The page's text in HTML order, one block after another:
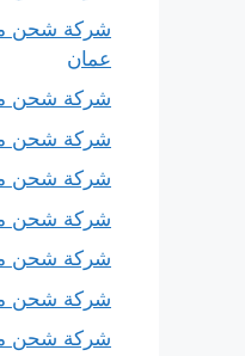
شركة شحن
عمان
شركة شحن
شركة شحن
شركة شحن
شركة شحن
شركة شحن
شركة شحن
شركة شحن